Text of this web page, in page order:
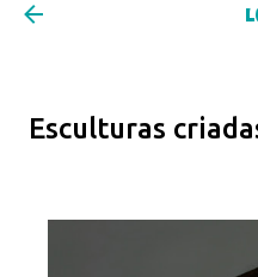
Esculturas